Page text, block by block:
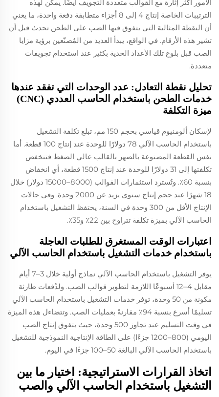
الأمور أكثر إثارة مع القوالب متعددة التجويف أيضًا. يمكن لهذه
الترتيبات الخاصة إنتاج 4 إلى 8 أجزاء متطابقة دفعة واحدة، ما يعني
أن النقطة المثالية التي يتفوق فيها الصب على الطحن تحدث قبل أن
تشير هذه الأرقام. في الواقع، يبدأ العديد من المُصنّعين برؤية مزايا
الصب قبل بلوغ تلك الأعداد الحدية بكثير عند استخدام تجويفات
متعددة.
تحليل نقطة التعادل: عدد الوحدات التي تفقد عندها
خدمات الطحن باستخدام الحاسب العددي (CNC)
ميزة التكلفة
لإسكان ألومنيوم قياسي بحجم 150 مم، تبلغ تكلفة التشغيل
باستخدام الحاسب الآلي 78 دولارًا للوحدة عند إنتاج 100 قطعة. أما
نفس القطعة المصنوعة بالصهر بالقالب عالي الضغط فتنخفض
تكلفتها إلى 31 دولارًا للوحدة عند إنتاج 1500 قطعة، أي انخفاض
بنسبة 60٪. وتُسترد استثمارات القوالب (8000–15000 دولار) خلال
18 شهرًا عند حجم إنتاج سنوي يزيد عن 2000 وحدة. وفي حالات
الإنتاج الأقل من 300 وحدة في السنة، يحتفظ التشغيل باستخدام
الحاسب الآلي بميزة تكلفة تتراوح بين 22٪ و35٪.
اعتبارات الوقت المستغرق للطلبات العاجلة
باستخدام خدمات التشغيل باستخدام الحاسب الآلي
يوفر التشغيل باستخدام الحاسب الآلي نماذج أولية خلال 3–7 أيام
مقابل 4–12 أسبوعًا اللازمة لتطوير قوالب الصب. ولدُفعات طارئة
مكونة من 50 وحدة، توفر خدمات التشغيل باستخدام الحاسب الآلي
تسليمًا أسرع بنسبة 94٪ مقارنةً بعمليات الصب. وتتضاءل هذه الميزة
في وقت التسليم عند تجاوز 500 وحدة، حيث يتفوق إنتاج الصب
اليومي (800–1200 جزءًا) على الطاقة الإنتاجية النموذجية للتشغيل
باستخدام الحاسب الآلي البالغة 50–100 جزءًا في اليوم.
اتخاذ القرارات الاستراتيجية: اختيار ما بين
التشغيل باستخدام الحاسب الآلي والصب